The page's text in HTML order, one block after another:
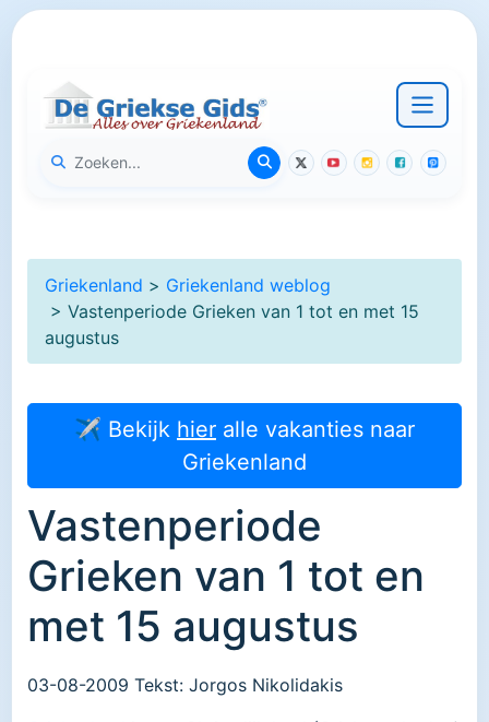
Griekenland > Griekenland weblog
> Vastenperiode Grieken van 1 tot en met 15
augustus
✈ Bekijk hier alle vakanties naar
Griekenland
Vastenperiode
Grieken van 1 tot en
met 15 augustus
03-08-2009 Tekst: Jorgos Nikolidakis